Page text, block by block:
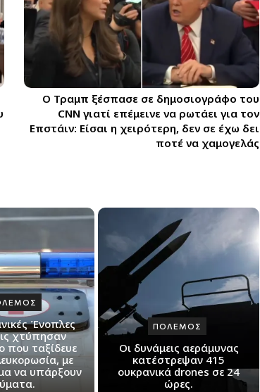
Ο Τραμπ ξέσπασε σε δημοσιογράφο του
CNN γιατί επέμεινε να ρωτάει για τον
Επστάιν: Είσαι η χειρότερη, δεν σε έχω δει
ποτέ να χαμογελάς
Ένοπλες
χτύπησαν
που ταξίδευε
με
να υπάρξουν
ΠΟΛΕΜΟΣ
Οι δυνάμεις αεράμυνας
κατέστρεψαν 415
ουκρανικά drones σε 24
ώρες.